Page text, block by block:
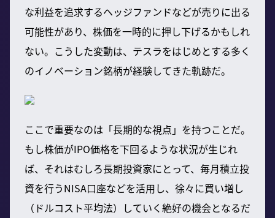
な利益を追求するヘッジファンドなどが売りに出る
可能性があり、株価を一時的に押し下げるかもしれ
ない。こうした変動は、テスラをはじめとする多く
のイノベーション銘柄が経験してきた軌跡だ。
ここで重要なのは「長期的な視点」を持つことだ。
もし株価がIPO価格を下回るような状況が生じれ
ば、それはむしろ長期投資家にとって、毎月積立投
資を行うNISA口座などを活用し、徐々に買い増し
（ドルコスト平均法）していく絶好の機会となるだ